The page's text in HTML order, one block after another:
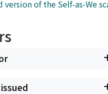
version of the Self-as-We